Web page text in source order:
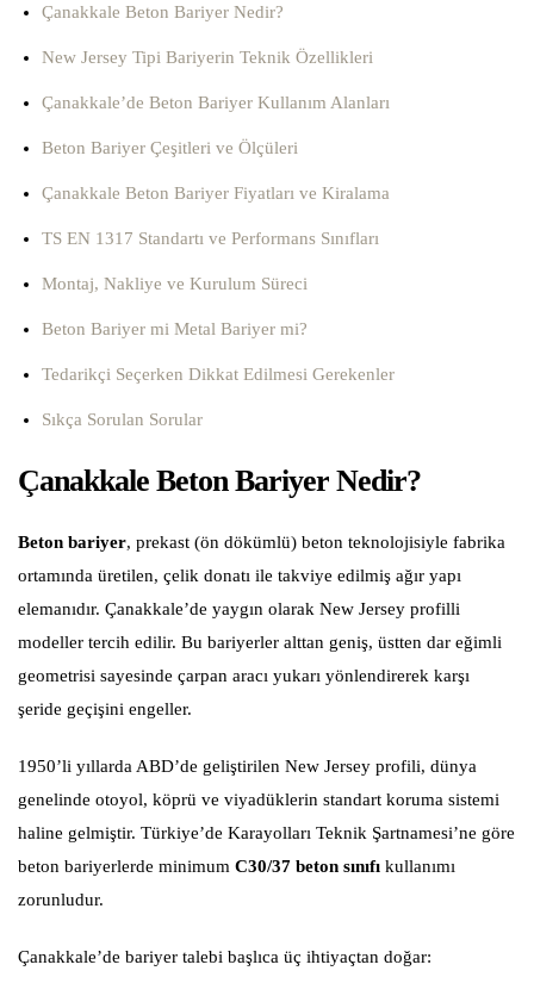
Çanakkale Beton Bariyer Nedir?
New Jersey Tipi Bariyerin Teknik Özellikleri
Çanakkale’de Beton Bariyer Kullanım Alanları
Beton Bariyer Çeşitleri ve Ölçüleri
Çanakkale Beton Bariyer Fiyatları ve Kiralama
TS EN 1317 Standartı ve Performans Sınıfları
Montaj, Nakliye ve Kurulum Süreci
Beton Bariyer mi Metal Bariyer mi?
Tedarikçi Seçerken Dikkat Edilmesi Gerekenler
Sıkça Sorulan Sorular
Çanakkale Beton Bariyer Nedir?
Beton bariyer, prekast (ön dökümlü) beton teknolojisiyle fabrika
ortamında üretilen, çelik donatı ile takviye edilmiş ağır yapı
elemanıdır. Çanakkale’de yaygın olarak New Jersey profilli
modeller tercih edilir. Bu bariyerler alttan geniş, üstten dar eğimli
geometrisi sayesinde çarpan aracı yukarı yönlendirerek karşı
şeride geçişini engeller.
1950’li yıllarda ABD’de geliştirilen New Jersey profili, dünya
genelinde otoyol, köprü ve viyadüklerin standart koruma sistemi
haline gelmiştir. Türkiye’de Karayolları Teknik Şartnamesi’ne göre
beton bariyerlerde minimum C30/37 beton sınıfı kullanımı
zorunludur.
Çanakkale’de bariyer talebi başlıca üç ihtiyaçtan doğar: